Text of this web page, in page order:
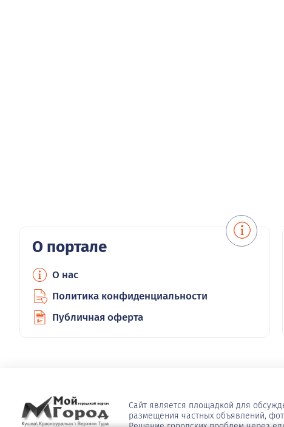
О портале
О нас
Политика конфиденциальности
Публичная оферта
Сайт является площадкой для
размещения частных объявлений,